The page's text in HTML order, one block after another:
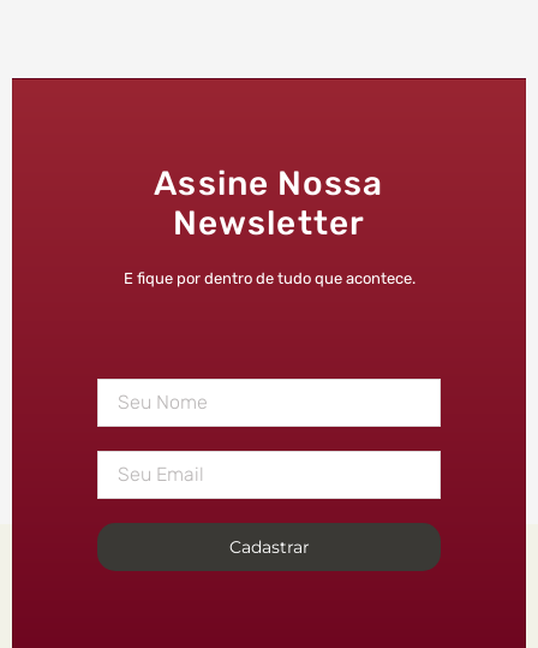
Assine Nossa
Newsletter
E fique por dentro de tudo que acontece.
Cadastrar